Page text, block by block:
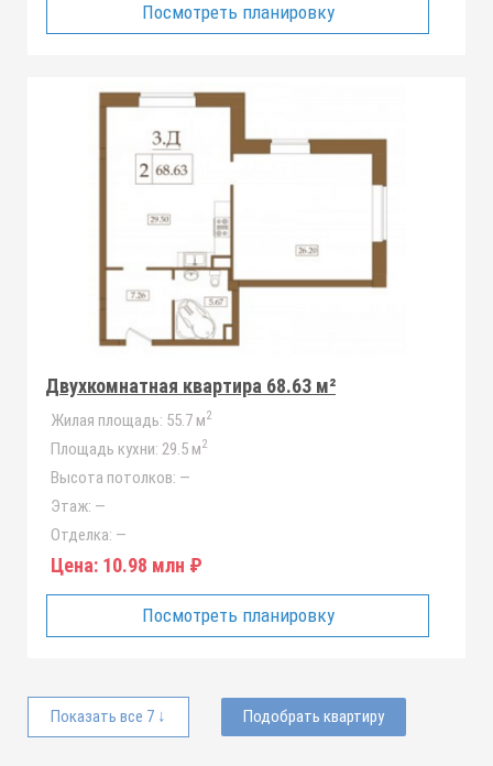
Посмотреть планировку
Двухкомнатная квартира 68.63 м²
Жилая площадь: 55.7 м2
Площадь кухни: 29.5 м2
Высота потолков: —
Этаж: —
Отделка: —
Цена: 10.98 млн ₽
Посмотреть планировку
Показать все 7 ↓ Подобрать квартиру